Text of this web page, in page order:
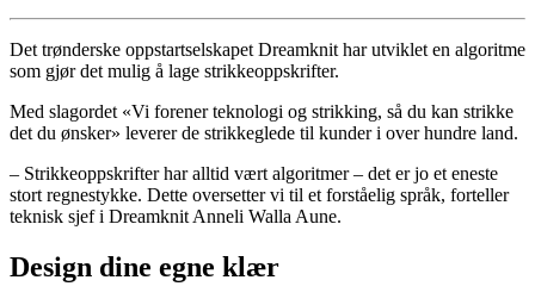
Det trønderske oppstartselskapet Dreamknit har utviklet en algoritme
som gjør det mulig å lage strikkeoppskrifter.
Med slagordet «Vi forener teknologi og strikking, så du kan strikke
det du ønsker» leverer de strikkeglede til kunder i over hundre land.
– Strikkeoppskrifter har alltid vært algoritmer – det er jo et eneste
stort regnestykke. Dette oversetter vi til et forståelig språk, forteller
teknisk sjef i Dreamknit Anneli Walla Aune.
Design dine egne klær